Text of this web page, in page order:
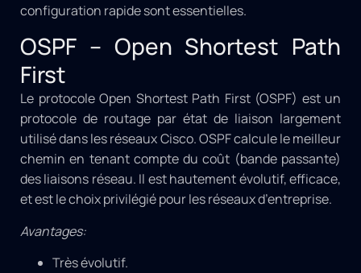
configuration rapide sont essentielles.
OSPF – Open Shortest Path
First
Le protocole Open Shortest Path First (OSPF) est un
protocole de routage par état de liaison largement
utilisé dans les réseaux Cisco. OSPF calcule le meilleur
chemin en tenant compte du coût (bande passante)
des liaisons réseau. Il est hautement évolutif, efficace,
et est le choix privilégié pour les réseaux d’entreprise.
Avantages:
Très évolutif.